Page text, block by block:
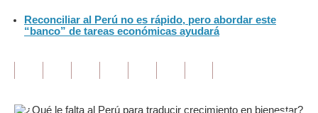
Editorial
Reconciliar al Perú no es rápido, pero abordar este
“banco” de tareas económicas ayudará